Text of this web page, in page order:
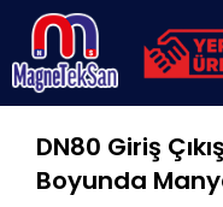
İçeriğe
DN80 Giriş
Boyunda